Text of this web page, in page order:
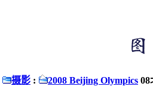
摄影 : 2008 Beijing Olympics 08